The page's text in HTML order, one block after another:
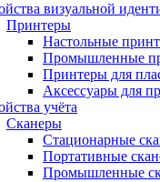
визуальной
Принтеры
Настольные
Промышленные
Принтеры для
Аксессуары для
учёта
Сканеры
Стационарные
Портативные
Промышленные